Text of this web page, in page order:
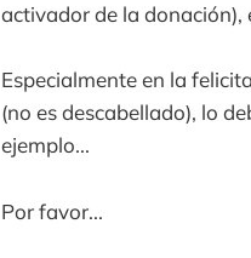
activador de la donación),
Especialmente en la
(no es descabellado), lo
ejemplo...
Por favor...